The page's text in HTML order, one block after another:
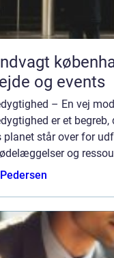
og events
– En vej
er et begreb,
planet står over for
og